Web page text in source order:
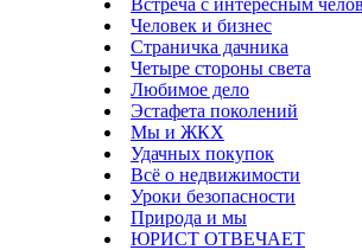
Встреча с интересным
Человек и бизнес
Страничка дачника
Четыре стороны света
Любимое дело
Эстафета поколений
Мы и ЖКХ
Удачных покупок
Всё о недвижимости
Уроки безопасности
Природа и мы
ЮРИСТ ОТВЕЧАЕТ